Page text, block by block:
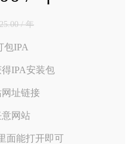
/ 年
包IPA
IPA安装包
址链接
网站
面能打开即可